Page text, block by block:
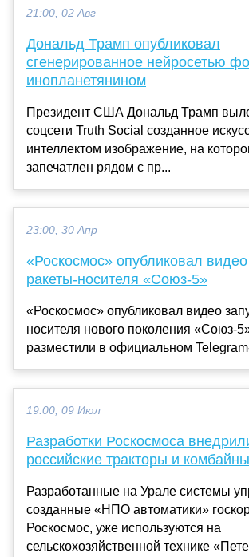
21:00, 02 Авг
Дональд Трамп опубликовал
сгенерированное нейросетью
инопланетянином
Президент США Дональд Трамп
соцсети Truth Social созданное
интеллектом изображение, на
запечатлен рядом с пр...
23:00, 30 Апр
«Роскосмос» опубликовал видео
ракеты-носителя «Союз-5»
«Роскосмос» опубликовал видео
носителя нового поколения «Союз-
разместили в официальном
19:00, 09 Июл
Разработки Роскосмоса
российские тракторы и комбайны
Разработанные на Урале системы
созданные «НПО автоматики»
Роскосмос, уже используются на
сельскохозяйственной технике